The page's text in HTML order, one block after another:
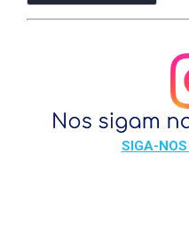
SIGA-